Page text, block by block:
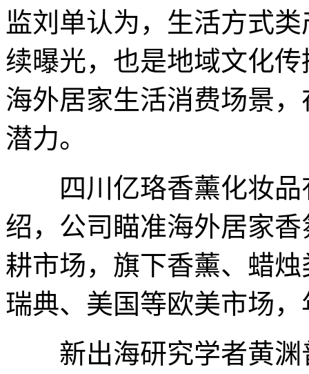
监刘单认为，生活方式
续曝光，也是地域文化
海外居家生活消费场景
潜力。
四川亿珞香薰化妆品
绍，公司瞄准海外居家
耕市场，旗下香薰、蜡
瑞典、美国等欧美市场
新出海研究学者黄渊